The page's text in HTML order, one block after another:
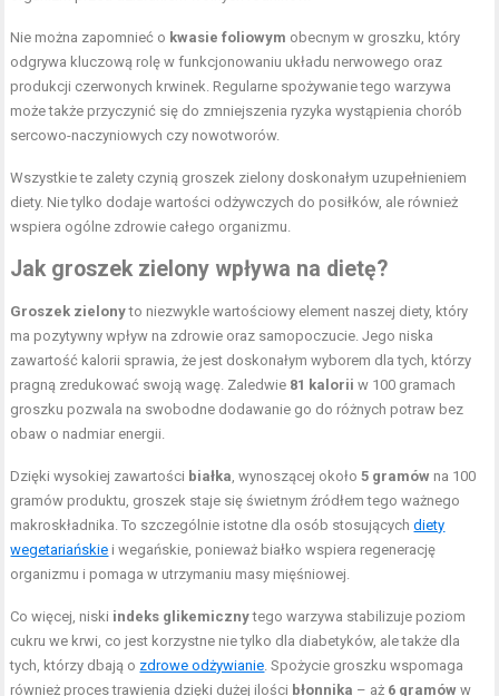
Nie można zapomnieć o kwasie foliowym obecnym w groszku, który
odgrywa kluczową rolę w funkcjonowaniu układu nerwowego oraz
produkcji czerwonych krwinek. Regularne spożywanie tego warzywa
może także przyczynić się do zmniejszenia ryzyka wystąpienia chorób
sercowo-naczyniowych czy nowotworów.
Wszystkie te zalety czynią groszek zielony doskonałym uzupełnieniem
diety. Nie tylko dodaje wartości odżywczych do posiłków, ale również
wspiera ogólne zdrowie całego organizmu.
Jak groszek zielony wpływa na dietę?
Groszek zielonyto niezwykle wartościowy element naszej diety, który
ma pozytywny wpływ na zdrowie oraz samopoczucie. Jego niska
zawartość kalorii sprawia, że jest doskonałym wyborem dla tych, którzy
pragną zredukować swoją wagę. Zaledwie 81 kalorii w 100 gramach
groszku pozwala na swobodne dodawanie go do różnych potraw bez
obaw o nadmiar energii.
Dzięki wysokiej zawartości białka, wynoszącej około5 gramów na 100
gramów produktu, groszek staje się świetnym źródłem tego ważnego
makroskładnika. To szczególnie istotne dla osób stosującychdiety
wegetariańskie i wegańskie, ponieważ białko wspiera regenerację
organizmu i pomaga w utrzymaniu masy mięśniowej.
Co więcej, niski indeks glikemicznytego warzywa stabilizuje poziom
cukru we krwi, co jest korzystne nie tylko dla diabetyków, ale także dla
tych, którzy dbają o zdrowe odżywianie. Spożycie groszku wspomaga
również proces trawienia dzięki dużej ilości błonnika – aż 6 gramów w